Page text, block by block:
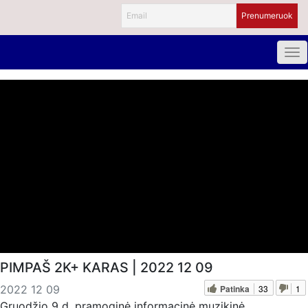
PIMPAŠ 2K+ KARAS | 2022 12 09
2022 12 09 Patinka 33 1